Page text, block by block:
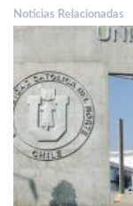
Noticias Relacionadas